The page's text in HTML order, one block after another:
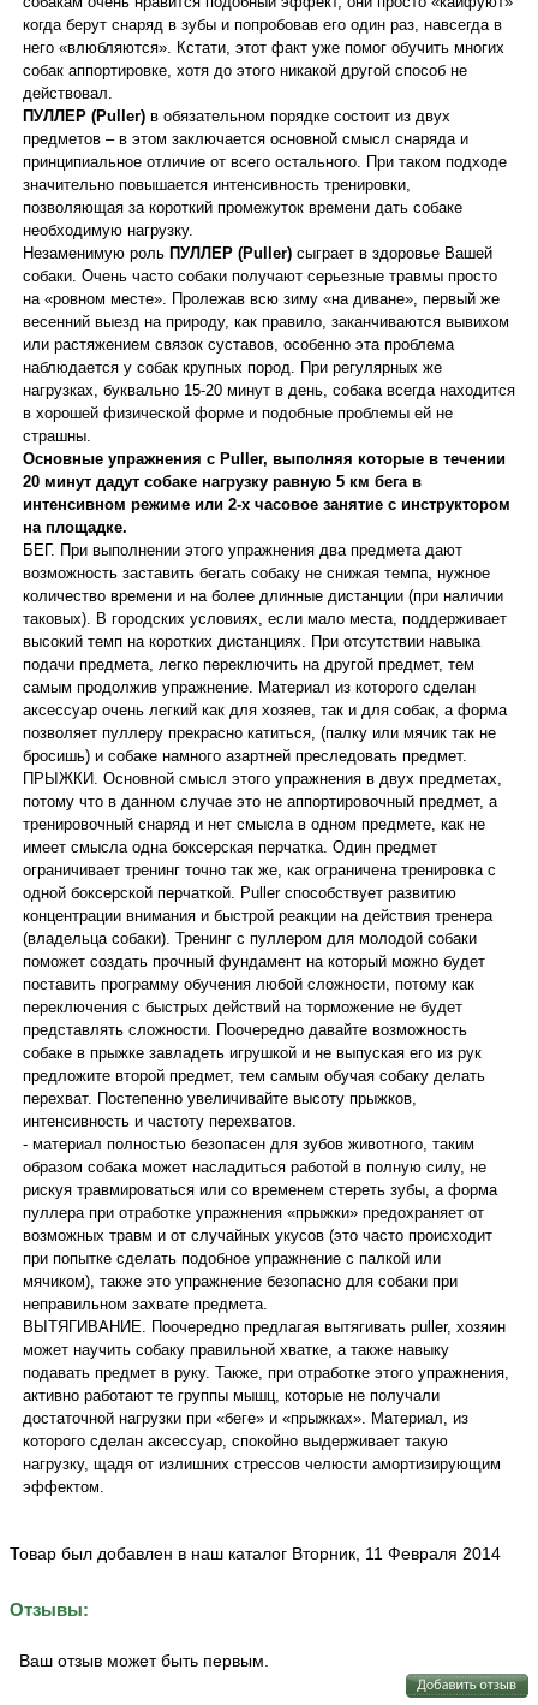
когда берут снаряд в зубы и попробовав его один раз, навсегда в
него «влюбляются». Кстати, этот факт уже помог обучить многих
собак аппортировке, хотя до этого никакой другой способ не
действовал.
ПУЛЛЕР (Puller) в обязательном порядке состоит из двух
предметов – в этом заключается основной смысл снаряда и
принципиальное отличие от всего остального. При таком подходе
значительно повышается интенсивность тренировки,
позволяющая за короткий промежуток времени дать собаке
необходимую нагрузку.
Незаменимую роль ПУЛЛЕР (Puller) сыграет в здоровье Вашей
собаки. Очень часто собаки получают серьезные травмы просто
на «ровном месте». Пролежав всю зиму «на диване», первый же
весенний выезд на природу, как правило, заканчиваются вывихом
или растяжением связок суставов, особенно эта проблема
наблюдается у собак крупных пород. При регулярных же
нагрузках, буквально 15-20 минут в день, собака всегда находится
в хорошей физической форме и подобные проблемы ей не
страшны.
Основные упражнения с Puller, выполняя которые в течении
20 минут дадут собаке нагрузку равную 5 км бега в
интенсивном режиме или 2-х часовое занятие с инструктором
на площадке.
БЕГ. При выполнении этого упражнения два предмета дают
возможность заставить бегать собаку не снижая темпа, нужное
количество времени и на более длинные дистанции (при наличии
таковых). В городских условиях, если мало места, поддерживает
высокий темп на коротких дистанциях. При отсутствии навыка
подачи предмета, легко переключить на другой предмет, тем
самым продолжив упражнение. Материал из которого сделан
аксессуар очень легкий как для хозяев, так и для собак, а форма
позволяет пуллеру прекрасно катиться, (палку или мячик так не
бросишь) и собаке намного азартней преследовать предмет.
ПРЫЖКИ. Основной смысл этого упражнения в двух предметах,
потому что в данном случае это не аппортировочный предмет, а
тренировочный снаряд и нет смысла в одном предмете, как не
имеет смысла одна боксерская перчатка. Один предмет
ограничивает тренинг точно так же, как ограничена тренировка с
одной боксерской перчаткой. Puller способствует развитию
концентрации внимания и быстрой реакции на действия тренера
(владельца собаки). Тренинг с пуллером для молодой собаки
поможет создать прочный фундамент на который можно будет
поставить программу обучения любой сложности, потому как
переключения с быстрых действий на торможение не будет
представлять сложности. Поочередно давайте возможность
собаке в прыжке завладеть игрушкой и не выпуская его из рук
предложите второй предмет, тем самым обучая собаку делать
перехват. Постепенно увеличивайте высоту прыжков,
интенсивность и частоту перехватов.
- материал полностью безопасен для зубов животного, таким
образом собака может насладиться работой в полную силу, не
рискуя травмироваться или со временем стереть зубы, а форма
пуллера при отработке упражнения «прыжки» предохраняет от
возможных травм и от случайных укусов (это часто происходит
при попытке сделать подобное упражнение с палкой или
мячиком), также это упражнение безопасно для собаки при
неправильном захвате предмета.
ВЫТЯГИВАНИЕ. Поочередно предлагая вытягивать puller, хозяин
может научить собаку правильной хватке, а также навыку
подавать предмет в руку. Также, при отработке этого упражнения,
активно работают те группы мышц, которые не получали
достаточной нагрузки при «беге» и «прыжках». Материал, из
которого сделан аксессуар, спокойно выдерживает такую
нагрузку, щадя от излишних стрессов челюсти амортизирующим
эффектом.
Товар был добавлен в наш каталог Вторник, 11 Февраля 2014
Отзывы:
Ваш отзыв может быть первым.